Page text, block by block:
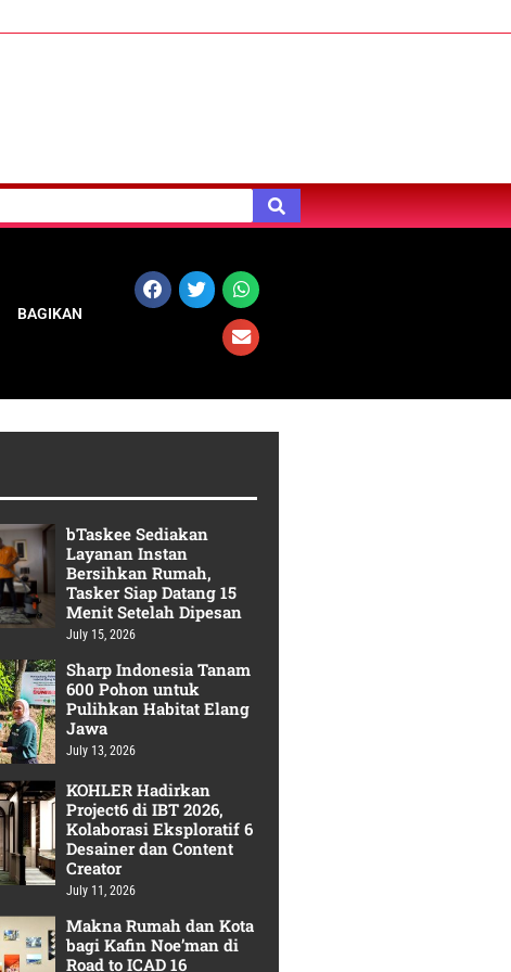
BAGIKAN
bTaskee Sediakan
Layanan Instan
Bersihkan Rumah,
Tasker Siap Datang 15
Menit Setelah Dipesan
July 15, 2026
Sharp Indonesia Tanam
600 Pohon untuk
Pulihkan Habitat Elang
Jawa
July 13, 2026
KOHLER Hadirkan
Project6 di IBT 2026,
Kolaborasi Eksploratif 6
Desainer dan Content
Creator
July 11, 2026
Makna Rumah dan Kota
bagi Kafin Noe’man di
Road to ICAD 16